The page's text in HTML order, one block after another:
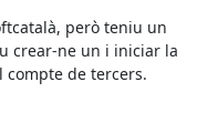
però teniu un
crear-ne un i iniciar la
compte de tercers.